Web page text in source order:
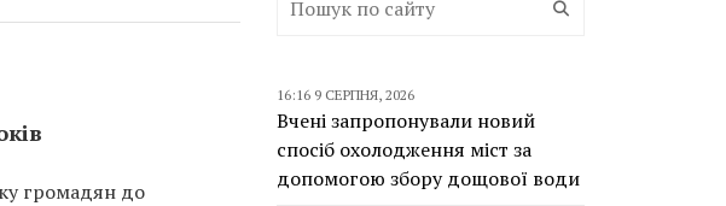
громадян до
16:16 9 СЕРПНЯ, 2026
Вчені запропонували новий
спосіб охолодження міст за
допомогою збору дощової води